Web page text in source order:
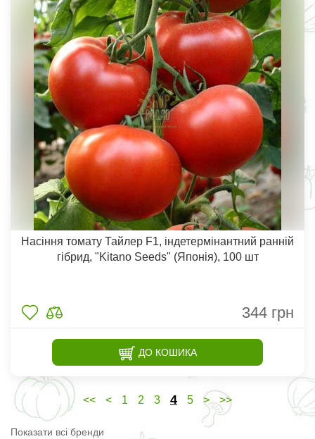
Насіння томату Тайлер F1, індетермінантний ранній
гібрид, "Kitano Seeds" (Японія), 100 шт
344 грн
ДО КОШИКА
<< < 1 2 3 4 5 > >>
Показати всі бренди